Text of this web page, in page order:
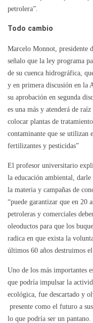
petrolera”.
Todo cambio
Marcelo Monnot, presidente
señalo que la ley programa
de su cuenca hidrográfica,
y en primera discusión en la
su aprobación en segunda
es una más y atenderá de
colocar plantas de
contaminante que se utilizan
fertilizantes y pesticidas”
El profesor universitario
la educación ambiental,
la materia y campañas de
“puede garantizar que en 20
petroleras y comerciales
oleoductos para que los
radica en que exista la
últimos 60 años destruimos el
Uno de los más importantes
que podría impulsar la
ecológica, fue descartado y
presente como el futuro a
lo que podría ser un pantano.